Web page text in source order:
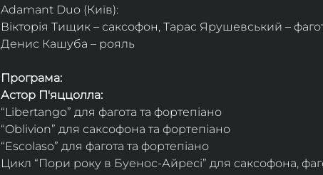
Adamant Duo (Київ):
Вікторія Тищик – саксофон, Тарас Ярушевський –
Денис Кашуба – рояль
Програма:
Астор П'яццолла:
“Libertango” для фагота та фортепіано
“Oblivion” для саксофона та фортепіано
“Escolaso” для фагота та фортепіано
Цикл “Пори року в Буенос-Айресі” для саксофона,